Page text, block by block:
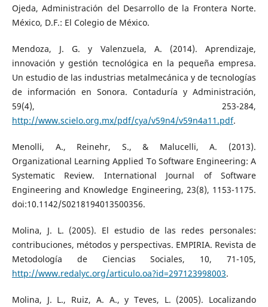
Ojeda, Administración del Desarrollo de la Frontera Norte.
México, D.F.: El Colegio de México.
Mendoza, J. G. y Valenzuela, A. (2014). Aprendizaje,
innovación y gestión tecnológica en la pequeña empresa.
Un estudio de las industrias metalmecánica y de tecnologías
de información en Sonora. Contaduría y Administración,
59(4), 253-284,
http://www.scielo.org.mx/pdf/cya/v59n4/v59n4a11.pdf.
Menolli, A., Reinehr, S., & Malucelli, A. (2013).
Organizational Learning Applied To Software Engineering: A
Systematic Review. International Journal of Software
Engineering and Knowledge Engineering, 23(8), 1153-1175.
doi:10.1142/S0218194013500356.
Molina, J. L. (2005). El estudio de las redes personales:
contribuciones, métodos y perspectivas. EMPIRIA. Revista de
Metodología de Ciencias Sociales, 10, 71-105,
http://www.redalyc.org/articulo.oa?id=297123998003.
Molina, J. L., Ruiz, A. A., y Teves, L. (2005). Localizando